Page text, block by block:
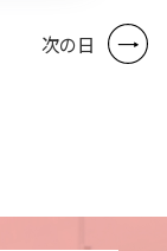
次の日